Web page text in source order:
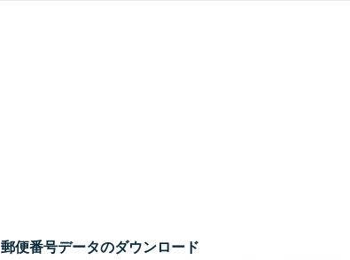
郵便番号データのダウンロード